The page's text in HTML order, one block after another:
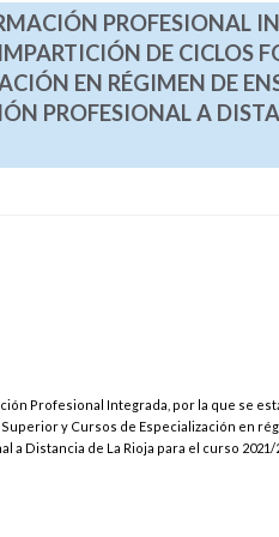
PROFESIONAL
DE CICLOS
EN RÉGIMEN DE
PROFESIONAL A
Profesional Integrada, por la que se
y Cursos de Especialización en
a Distancia de La Rioja para el curso 2021/